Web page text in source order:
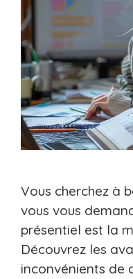
Vous cherchez à
vous vous
présentiel est la
Découvrez les
inconvénients de